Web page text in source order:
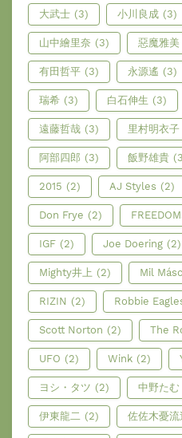
大武士 (3) 小川良成 (3)
山中繪里奈 (3) 惡魔雅美
有田哲平 (3) 永源遙 (3)
瑞希 (3) 白石伸生 (3)
遠藤哲哉 (3) 里村明衣子
阿部四郎 (3) 飯野雄貴
2015 (2) AJ Styles (2)
Don Frye (2)
IGF (2) Joe Doering (2)
Mighty井上 (2) Mil
RIZIN (2) Robbie
Scott Norton (2) The
UFO (2) Wink (2)
ヨシ・タツ (2) 中野たむ
伊東龍二 (2) 佐佐木憂流